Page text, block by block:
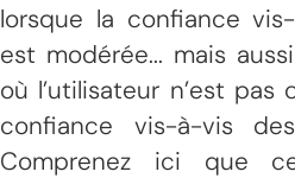
lorsque la confiance
est modérée... mais
où l’utilisateur n’est
confiance vis-à-vis
Comprenez ici que